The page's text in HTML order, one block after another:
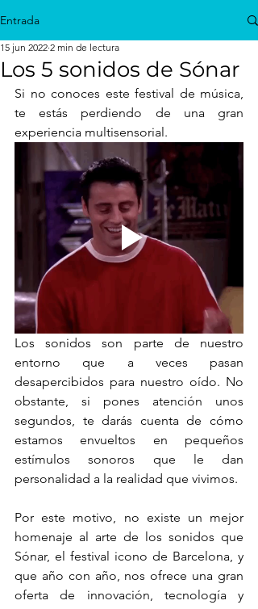
Entrada
Los 5 sonidos de Sónar
15 jun 2022 2 min de lectura
Si no conoces este festival de música,
te estás perdiendo de una gran
experiencia multisensorial.
Los sonidos son parte de nuestro
entorno que a veces pasan
desapercibidos para nuestro oído. No
obstante, si pones atención unos
segundos, te darás cuenta de cómo
estamos envueltos en pequeños
estímulos sonoros que le dan
personalidad a la realidad que vivimos.
Por este motivo, no existe un mejor
homenaje al arte de los sonidos que
Sónar, el festival icono de Barcelona, y
que año con año, nos ofrece una gran
oferta de innovación, tecnología y